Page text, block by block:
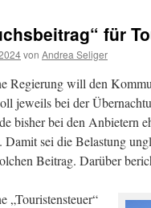
für
von Andrea Seliger
Regierung will den
jeweils bei der
bisher bei den Anbietern
sei die Belastung
Beitrag. Darüber
„Touristensteuer“